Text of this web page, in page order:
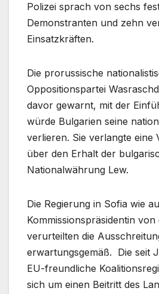
Polizei sprach von sechs
Demonstranten und zehn
Einsatzkräften.
Die prorussische
Oppositionspartei
davor gewarnt, mit der
würde Bulgarien seine
verlieren. Sie verlangte eine
über den Erhalt der
Nationalwährung Lew.
Die Regierung in Sofia wie
Kommissionspräsidentin
verurteilten die
erwartungsgemäß. Die seit
EU-freundliche
sich um einen Beitritt des